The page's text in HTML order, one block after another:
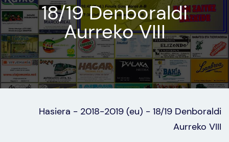
18/19 Denboraldi
Aurreko VIII
Hasiera - 2018-2019 (eu) - 18/19 Denboraldi
Aurreko VIII